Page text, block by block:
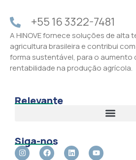
+55 16 3322-7481
A HINOVE fornece soluções de alta
agricultura brasileira e contribui
forma sustentável, para o aumento
rentabilidade na produção agrícola.
Relevante
Siga-nos